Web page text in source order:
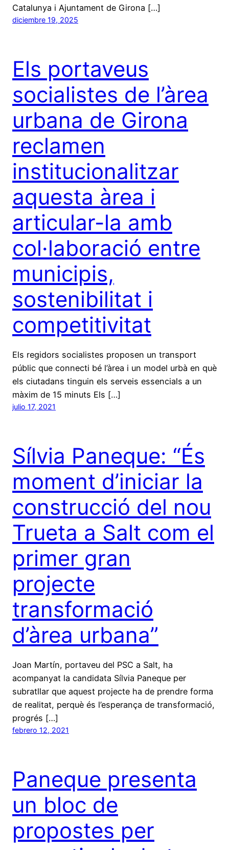
Catalunya i Ajuntament de Girona […]
diciembre 19, 2025
Els portaveus
socialistes de l’àrea
urbana de Girona
reclamen
institucionalitzar
aquesta àrea i
articular-la amb
col·laboració entre
municipis,
sostenibilitat i
competitivitat
Els regidors socialistes proposen un transport
públic que connecti bé l’àrea i un model urbà en què
els ciutadans tinguin els serveis essencials a un
màxim de 15 minuts Els […]
julio 17, 2021
Sílvia Paneque: “És
moment d’iniciar la
construcció del nou
Trueta a Salt com el
primer gran
projecte
transformació
d’àrea urbana”
Joan Martín, portaveu del PSC a Salt, ha
acompanyat la candidata Sílvia Paneque per
subratllar que aquest projecte ha de prendre forma
de realitat, perquè és l’esperança de transformació,
progrés […]
febrero 12, 2021
Paneque presenta
un bloc de
propostes per